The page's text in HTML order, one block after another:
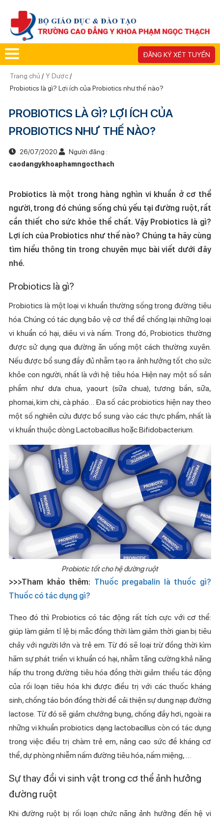
ĐĂNG KÝ XÉT TUYỂN
Trang chủ / Y Dược/
Probiotics là gì? Lợi ích của Probiotics như thế nào?
PROBIOTICS LÀ GÌ? LỢI ÍCH CỦA
PROBIOTICS NHƯ THẾ NÀO?
26/07/2020
Người đăng :
caodangykhoaphamngocthach
Probiotics là một trong hàng nghìn vi khuẩn ở cơ thể
người, trong đó chúng sống chủ yếu tại đường ruột, rất
cần thiết cho sức khỏe thể chất. Vậy Probiotics là gì?
Lợi ích của Probiotics như thế nào? Chúng ta hãy cùng
tìm hiểu thông tin trong chuyên mục bài viết dưới đây
nhé.
Probiotics là gì?
Probiotics là một loại vi khuẩn thường sống trong đường tiêu
hóa. Chúng có tác dụng bảo vệ cơ thể để chống lại những loại
vi khuẩn có hại, diêu vi và nấm. Trong đó, Probiotics thường
được sử dụng qua đường ăn uống một cách thường xuyên.
Nếu được bổ sung đầy đủ nhằm tạo ra ảnh hưởng tốt cho sức
khỏe con người, nhất là với hệ tiêu hóa. Hiện nay một số sản
phẩm như dưa chua, yaourt (sữa chua), tương bần, sữa,
phomai, kim chi, cà pháo… Đa số các probiotics hiện nay theo
một số nghiên cứu được bổ sung vào các thực phẩm, nhất là
vi khuẩn thuộc dòng Lactobacillus hoặc Bifidobacterium.
Probiotic tốt cho hệ đường ruột
>>>Tham khảo thêm: Thuốc pregabalin là thuốc gì?
Thuốc có tác dụng gì?
Theo đó thì Probiotics có tác động rất tích cực với cơ thể:
giúp làm giảm tỉ lệ bị mắc đồng thời làm giảm thời gian bị tiêu
chảy với người lớn và trẻ em. Từ đó sẽ loại trừ đồng thời kìm
hãm sự phát triển vi khuẩn có hại, nhằm tăng cường khả năng
hấp thu trong đường tiêu hóa đồng thời giảm thiểu tác động
của rối loạn tiêu hóa khi được điều trị với các thuốc kháng
sinh, chống táo bón đồng thời để cải thiện sự dung nạp đường
lactose. Từ đó sẽ giảm chướng bụng, chống đầy hơi, ngoài ra
những vi khuẩn probiotics dạng lactobacillus còn có tác dụng
trong việc điều trị chàm trẻ em, nâng cao sức đề kháng cơ
thể, dự phòng nhiễm nấm đường tiêu hóa, nấm miệng, …
Sự thay đổi vi sinh vật trong cơ thể ảnh hưởng
đường ruột
Khi đường ruột bị rối loạn chức năng ảnh hưởng đến hệ vi